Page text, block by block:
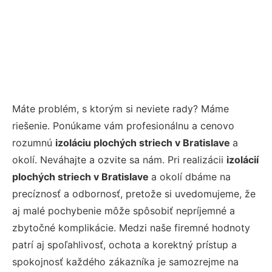
Máte problém, s ktorým si neviete rady? Máme
riešenie. Ponúkame vám profesionálnu a cenovo
rozumnú izoláciu plochých striech v Bratislave a
okolí. Neváhajte a ozvite sa nám. Pri realizácii izolácií
plochých striech v Bratislave a okolí dbáme na
precíznosť a odbornosť, pretože si uvedomujeme, že
aj malé pochybenie môže spôsobiť nepríjemné a
zbytočné komplikácie. Medzi naše firemné hodnoty
patrí aj spoľahlivosť, ochota a korektný prístup a
spokojnosť každého zákazníka je samozrejme na